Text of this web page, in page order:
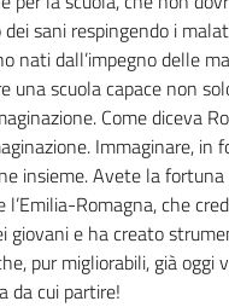
sani respingendo i
nati dall’impegno delle
una scuola capace non
Come diceva
Immaginare, in
insieme. Avete la
l’Emilia-Romagna, che
giovani e ha creato
pur migliorabili, già oggi
da cui partire!